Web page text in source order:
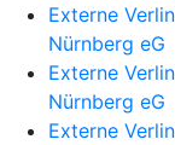
Externe
Nürnberg eG
Externe
Nürnberg eG
Externe